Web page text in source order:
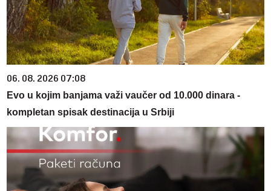
06. 08. 2026 07:08
Evo u kojim banjama važi vaučer od 10.000 dinara -
kompletan spisak destinacija u Srbiji